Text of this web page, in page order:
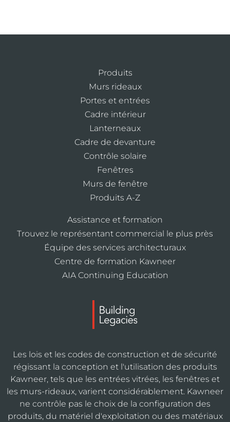
Produits
Murs rideaux
Portes et entrées
Cadre intérieur
Lanterneaux
Cadre de devanture
Contrôle solaire
Fenêtres
Murs de fenêtre
Produits A-Z
Assistance et formation
Trouvez le représentant commercial le plus près
Équipe des services architecturaux
Centre de formation Kawneer
AIA Continuing Education
Les lois et les codes de construction et de sécurité
régissant la conception et l'utilisation des produits
Kawneer, tels que les entrées vitrées, les fenêtres et
les murs-rideaux, varient considérablement. Kawneer
ne contrôle pas le choix de la configuration des
produits, du matériel d'exploitation ou des matériaux